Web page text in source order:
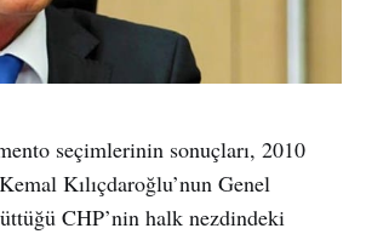
seçimlerinin sonuçları, 2010
Kılıçdaroğlu’nun Genel
CHP’nin halk nezdindeki